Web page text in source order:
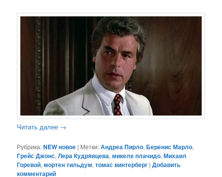
Читать далее →
Рубрика:NEW новое | Метки:Андреа Пирло,Беренис Марло,
Грейс Джонс,Лера Кудрявцева,микеле плачидо,Михаил
Горевой,мортен тильдум,томас винтерберг |Добавить
комментарий